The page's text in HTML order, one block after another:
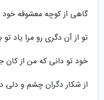
گاهی از کوچه معشوقه
تو از آن دگری رو مرا یاد
خود تو دانی که من از کان
از شکار دگران چشم و دلی